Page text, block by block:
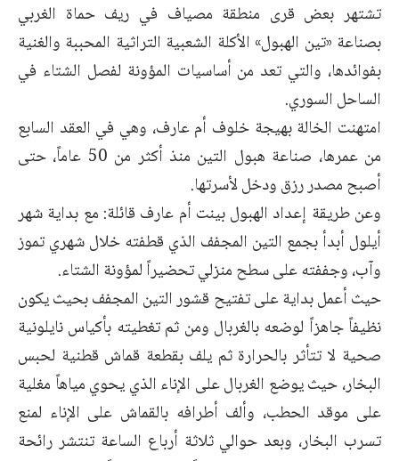
تشتهر بعض قرى منطقة مصياف في ريف حماة الغربي
بصناعة «تين الهبول» الأكلة الشعبية التراثية المحببة والغنية
بفوائدها، والتي تعد من أساسيات المؤونة لفصل الشتاء في
الساحل السوري.
امتهنت الخالة بهيجة خلوف أم عارف، وهي في العقد السابع
من عمرها، صناعة هبول التين منذ أكثر من 50 عاماً، حتى
أصبح مصدر رزق ودخل لأسرتها.
وعن طريقة إعداد الهبول بينت أم عارف قائلة: مع بداية شهر
أيلول أبدأ بجمع التين المجفف الذي قطفته خلال شهري تموز
وآب، وجففته على سطح منزلي تحضيراً لمؤونة الشتاء.
حيث أعمل بداية على تفتيح قشور التين المجفف بحيث يكون
نظيفاً جاهزاً لوضعه بالغربال ومن ثم تغطيته بأكياس نايلونية
صحية لا تتأثر بالحرارة ثم يلف بقطعة قماش قطنية لحبس
البخار، حيث يوضع الغربال على الإناء الذي يحوي مياهاً مغلية
على موقد الحطب، وألف أطرافه بالقماش على الإناء لمنع
تسرب البخار، وبعد حوالي ثلاثة أرباع الساعة تنتشر رائحة